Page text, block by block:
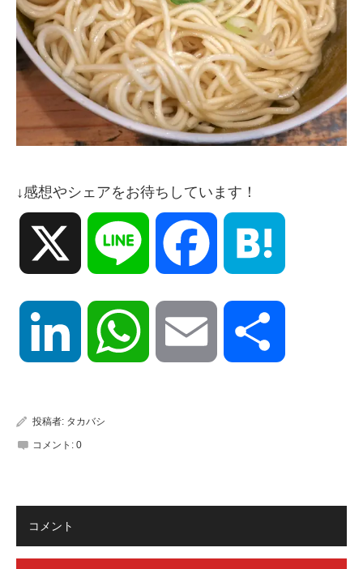
↓感想やシェアをお待ちしています！
Line Facebook
LinkedIn WhatsApp Email
投稿者: タカバシ
コメント: 0
コメント